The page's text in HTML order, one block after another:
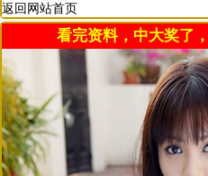
返回网站首页
看完资料，中大奖了